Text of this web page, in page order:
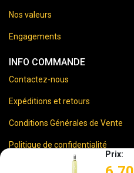
Prix:
Nos valeurs
Engagements
INFO COMMANDE
Contactez-nous
Expéditions et retours
Conditions Générales de Vente
Politique de confidentialité